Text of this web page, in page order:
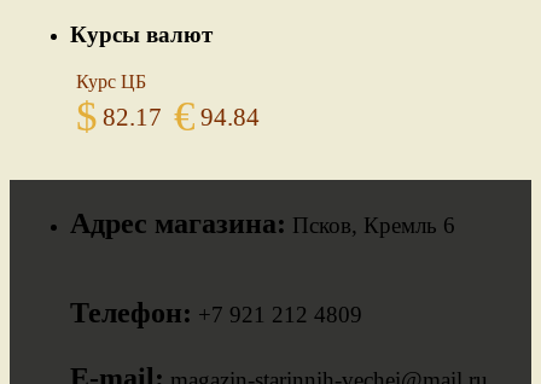
Курсы валют
Курс ЦБ
$ 82.17 € 94.84
Адрес магазина: Псков, Кремль 6
Телефон: +7 921 212 4809